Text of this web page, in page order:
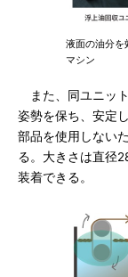
液面の油分を
マシン
また、同ユニッ
姿勢を保ち、安定
部品を使用しない
る。大きさは直径
装着できる。